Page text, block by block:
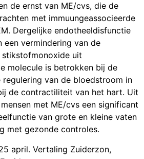
de ernst van ME/cvs, die de
met immuungeassocieerde
Dergelijke endotheeldisfunctie
een vermindering van de
stikstofmonoxide uit
molecule is betrokken bij de
van de bloedstroom in
de contractiliteit van het hart. Uit
met ME/cvs een significant
van grote en kleine vaten
met gezonde controles.
april. Vertaling Zuiderzon,